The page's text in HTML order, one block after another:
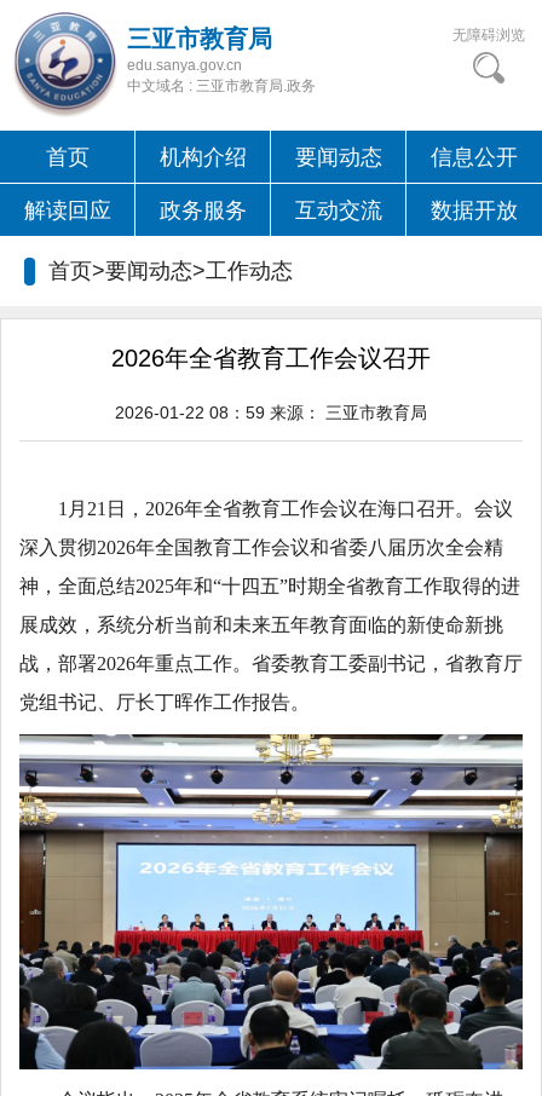
三亚市教育局
edu.sanya.gov.cn
中文域名 : 三亚市教育局.政务
无障碍浏览
首页 机构介绍 要闻动态 信息公开
解读回应 政务服务 互动交流 数据开放
首页>要闻动态>工作动态
2026年全省教育工作会议召开
2026-01-22 08：59 来源： 三亚市教育局
1月21日，2026年全省教育工作会议在海口召开。会议
深入贯彻2026年全国教育工作会议和省委八届历次全会精
神，全面总结2025年和“十四五”时期全省教育工作取得的进
展成效，系统分析当前和未来五年教育面临的新使命新挑
战，部署2026年重点工作。省委教育工委副书记，省教育厅
党组书记、厅长丁晖作工作报告。